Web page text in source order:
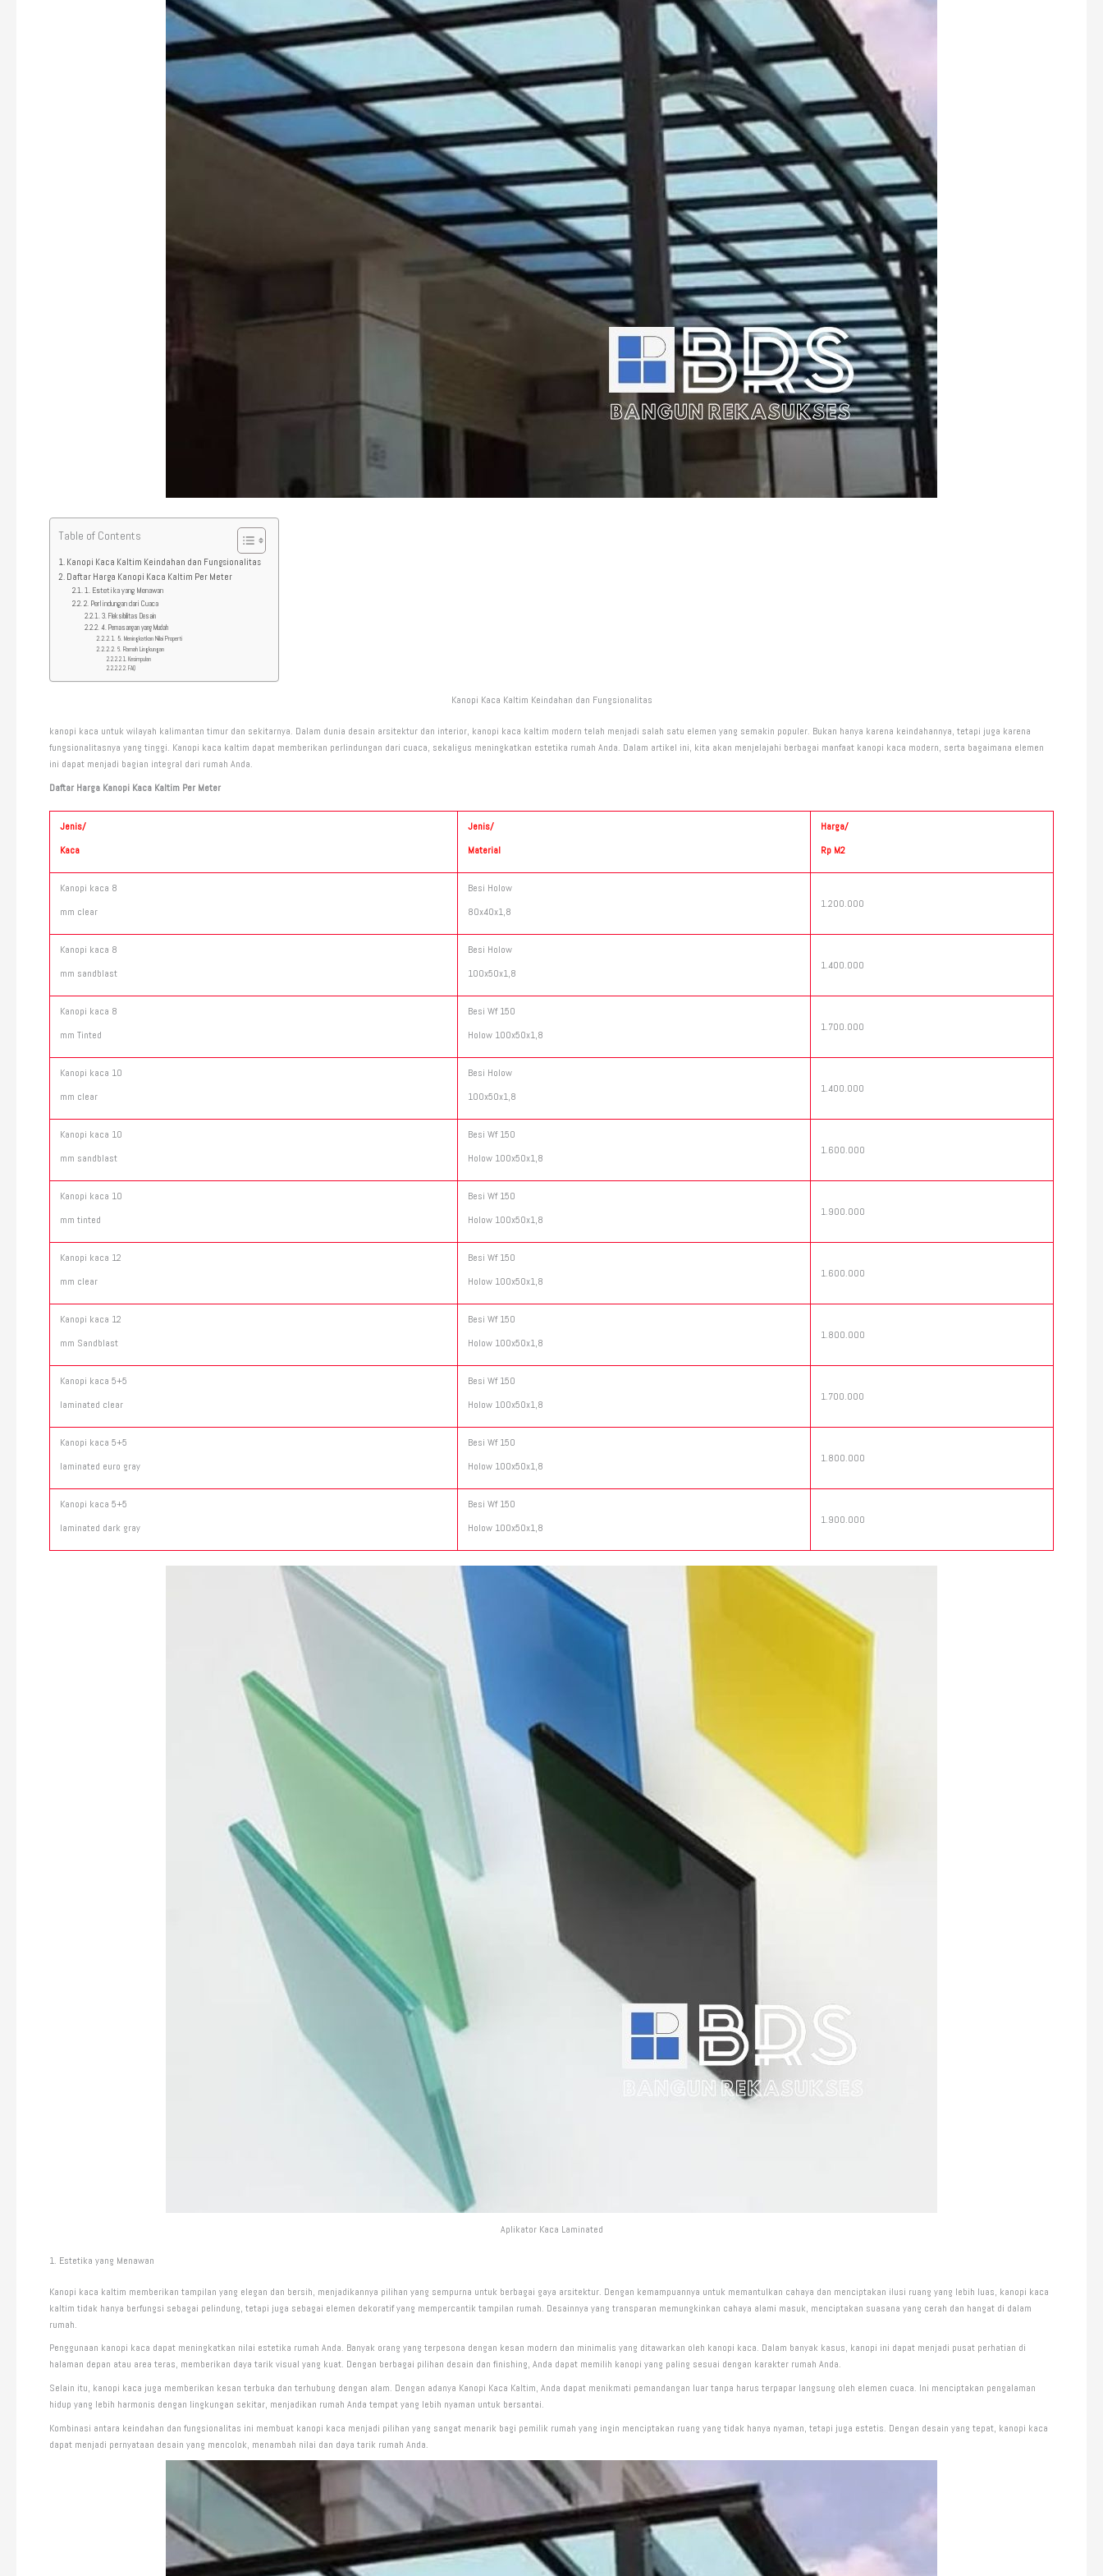
Table of Contents
Kanopi Kaca Kaltim Keindahan dan Fungsionalitas
Daftar Harga Kanopi Kaca Kaltim Per Meter
1. Estetika yang Menawan
2. Perlindungan dari Cuaca
3. Fleksibilitas Desain
4. Pemasangan yang Mudah
5. Meningkatkan Nilai Properti
6. Ramah Lingkungan
Kesimpulan
FAQ
Kanopi Kaca Kaltim Keindahan dan Fungsionalitas
kanopi kaca untuk wilayah kalimantan timur dan sekitarnya. Dalam dunia desain arsitektur dan interior, kanopi kaca kaltim modern telah menjadi salah satu elemen yang semakin populer. Bukan hanya karena keindahannya, tetapi juga karena
fungsionalitasnya yang tinggi. Kanopi kaca kaltim dapat memberikan perlindungan dari cuaca, sekaligus meningkatkan estetika rumah Anda. Dalam artikel ini, kita akan menjelajahi berbagai manfaat kanopi kaca modern, serta bagaimana elemen
ini dapat menjadi bagian integral dari rumah Anda.
Daftar Harga Kanopi Kaca Kaltim Per Meter
Jenis/
Kaca
Jenis/
Material
Harga/
Rp M2
Kanopi kaca 8
mm clear
Besi Holow
80x40x1,8
1.200.000
Kanopi kaca 8
mm sandblast
Besi Holow
100x50x1,8
1.400.000
Kanopi kaca 8
mm Tinted
Besi Wf 150
Holow 100x50x1,8
1.700.000
Kanopi kaca 10
mm clear
Besi Holow
100x50x1,8
1.400.000
Kanopi kaca 10
mm sandblast
Besi Wf 150
Holow 100x50x1,8
1.600.000
Kanopi kaca 10
mm tinted
Besi Wf 150
Holow 100x50x1,8
1.900.000
Kanopi kaca 12
mm clear
Besi Wf 150
Holow 100x50x1,8
1.600.000
Kanopi kaca 12
mm Sandblast
Besi Wf 150
Holow 100x50x1,8
1.800.000
Kanopi kaca 5+5
laminated clear
Besi Wf 150
Holow 100x50x1,8
1.700.000
Kanopi kaca 5+5
laminated euro gray
Besi Wf 150
Holow 100x50x1,8
1.800.000
Kanopi kaca 5+5
laminated dark gray
Besi Wf 150
Holow 100x50x1,8
1.900.000
Aplikator Kaca Laminated
1. Estetika yang Menawan
Kanopi kaca kaltim memberikan tampilan yang elegan dan bersih, menjadikannya pilihan yang sempurna untuk berbagai gaya arsitektur. Dengan kemampuannya untuk memantulkan cahaya dan menciptakan ilusi ruang yang lebih luas, kanopi kaca
kaltim tidak hanya berfungsi sebagai pelindung, tetapi juga sebagai elemen dekoratif yang mempercantik tampilan rumah. Desainnya yang transparan memungkinkan cahaya alami masuk, menciptakan suasana yang cerah dan hangat di dalam
rumah.
Penggunaan kanopi kaca dapat meningkatkan nilai estetika rumah Anda. Banyak orang yang terpesona dengan kesan modern dan minimalis yang ditawarkan oleh kanopi kaca. Dalam banyak kasus, kanopi ini dapat menjadi pusat perhatian di
halaman depan atau area teras, memberikan daya tarik visual yang kuat. Dengan berbagai pilihan desain dan finishing, Anda dapat memilih kanopi yang paling sesuai dengan karakter rumah Anda.
Selain itu, kanopi kaca juga memberikan kesan terbuka dan terhubung dengan alam. Dengan adanya Kanopi Kaca Kaltim, Anda dapat menikmati pemandangan luar tanpa harus terpapar langsung oleh elemen cuaca. Ini menciptakan pengalaman
hidup yang lebih harmonis dengan lingkungan sekitar, menjadikan rumah Anda tempat yang lebih nyaman untuk bersantai.
Kombinasi antara keindahan dan fungsionalitas ini membuat kanopi kaca menjadi pilihan yang sangat menarik bagi pemilik rumah yang ingin menciptakan ruang yang tidak hanya nyaman, tetapi juga estetis. Dengan desain yang tepat, kanopi kaca
dapat menjadi pernyataan desain yang mencolok, menambah nilai dan daya tarik rumah Anda.